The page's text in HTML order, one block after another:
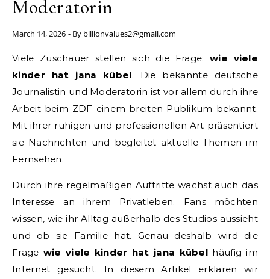
Moderatorin
March 14, 2026 - By billionvalues2@gmail.com
Viele Zuschauer stellen sich die Frage:wie viele
kinder hat jana kübel. Die bekannte deutsche
Journalistin und Moderatorin ist vor allem durch ihre
Arbeit beim ZDF einem breiten Publikum bekannt.
Mit ihrer ruhigen und professionellen Art präsentiert
sie Nachrichten und begleitet aktuelle Themen im
Fernsehen.
Durch ihre regelmäßigen Auftritte wächst auch das
Interesse an ihrem Privatleben. Fans möchten
wissen, wie ihr Alltag außerhalb des Studios aussieht
und ob sie Familie hat. Genau deshalb wird die
Frage wie viele kinder hat jana kübel häufig im
Internet gesucht. In diesem Artikel erklären wir